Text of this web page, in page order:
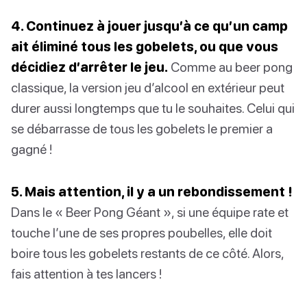
4. Continuez à jouer jusqu’à ce qu’un camp
ait éliminé tous les gobelets, ou que vous
décidiez d’arrêter le jeu. Comme au beer pong
classique, la version jeu d’alcool en extérieur peut
durer aussi longtemps que tu le souhaites. Celui qui
se débarrasse de tous les gobelets le premier a
gagné !
5. Mais attention, il y a un rebondissement !
Dans le « Beer Pong Géant », si une équipe rate et
touche l’une de ses propres poubelles, elle doit
boire tous les gobelets restants de ce côté. Alors,
fais attention à tes lancers !